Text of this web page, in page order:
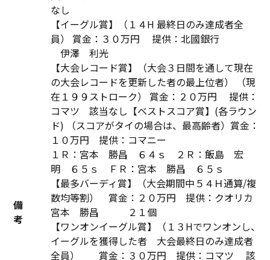
備
考
なし
【イーグル賞】（１４H 最終日のみ達成者全
員） 賞金：３０万円 提供：北國銀行
伊澤 利光
【大会レコード賞】（大会３日間を通して現在
の大会レコードを更新した者の最上位者） （現
在１９９ストローク） 賞金：２０万円 提供：
コマツ 該当なし【ベストスコア賞】(各ラウン
ド) （スコアがタイの場合は、最高齢者）賞金：
１０万円 提供：コマニー
１Ｒ：宮本 勝昌 ６４ｓ ２Ｒ：飯島 宏
明 ６５ｓ ＦＲ：宮本 勝昌 ６５ｓ
【最多バーディ賞】（大会期間中５４Ｈ通算/複
数均等割） 賞金：２０万円 提供：クオリカ
宮本 勝昌 ２１個
【ワンオンイーグル賞】（１３Hでワンオンし、
イーグルを獲得した者 大会最終日のみ達成者
全員） 賞金：３０万円 提供：コマツ 該